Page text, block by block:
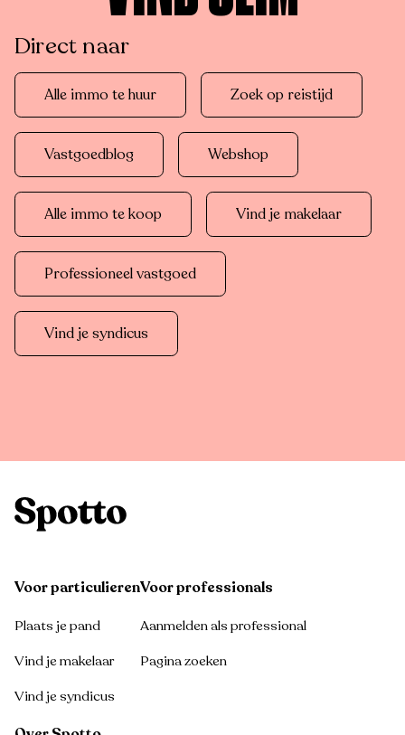
Direct naar
Alle immo te huur Zoek op reistijd
Vastgoedblog Webshop
Alle immo te koop Vind je makelaar
Professioneel vastgoed
Vind je syndicus
Voor particulieren
Plaats je pand
Vind je makelaar
Vind je syndicus
Voor professionals
Aanmelden als professional
Pagina zoeken